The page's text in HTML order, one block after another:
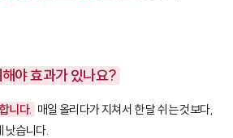
야 효과가 있나요?
니다. 매일 올리다가 지쳐서 한 달 쉬는 것보다,
낫습니다.